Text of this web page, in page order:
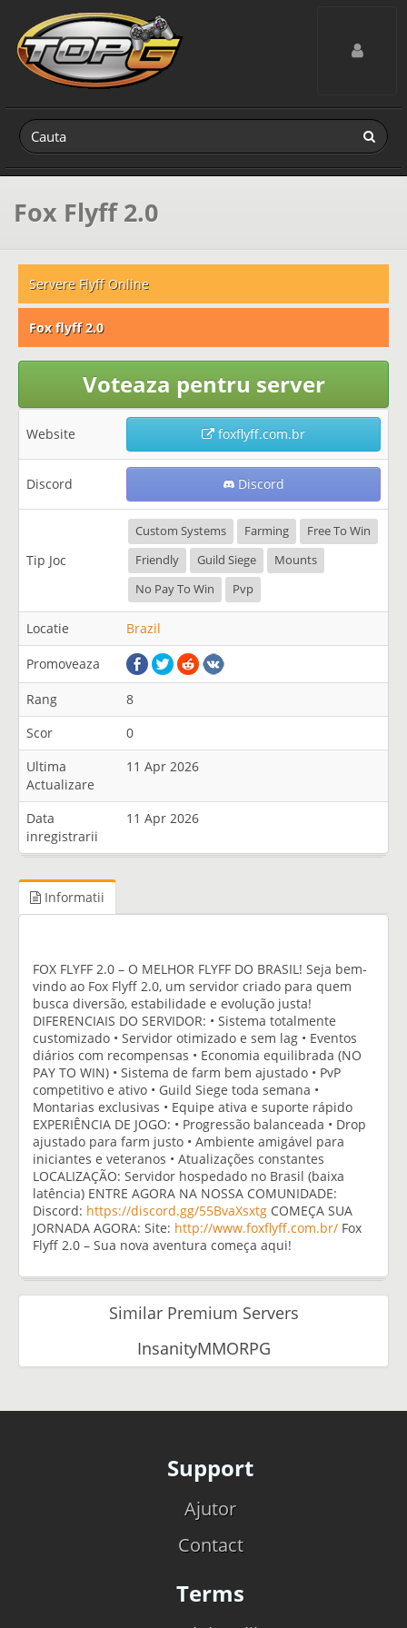
Toggle
Fox Flyff 2.0
Servere Flyff Online
Fox flyff 2.0
Voteaza pentru server
Website foxflyff.com.br
Discord Discord
Tip Joc
Custom Systems Farming
Free To Win
Friendly
Guild Siege
Mounts
No Pay To Win
Pvp
Locatie Brazil
Promoveaza
Rang
8
Scor
0
Ultima
Actualizare
11 Apr 2026
Data
inregistrarii
11 Apr 2026
Informatii
FOX FLYFF 2.0 – O MELHOR FLYFF DO BRASIL! Seja bem-
vindo ao Fox Flyff 2.0, um servidor criado para quem
busca diversão, estabilidade e evolução justa!
DIFERENCIAIS DO SERVIDOR: • Sistema totalmente
customizado • Servidor otimizado e sem lag • Eventos
diários com recompensas • Economia equilibrada (NO
PAY TO WIN) • Sistema de farm bem ajustado • PvP
competitivo e ativo • Guild Siege toda semana •
Montarias exclusivas • Equipe ativa e suporte rápido
EXPERIÊNCIA DE JOGO: • Progressão balanceada • Drop
ajustado para farm justo • Ambiente amigável para
iniciantes e veteranos • Atualizações constantes
LOCALIZAÇÃO: Servidor hospedado no Brasil (baixa
latência) ENTRE AGORA NA NOSSA COMUNIDADE:
Discord: https://discord.gg/55BvaXsxtg COMEÇA SUA
JORNADA AGORA: Site: http://www.foxflyff.com.br/ Fox
Flyff 2.0 – Sua nova aventura começa aqui!
Similar Premium Servers
InsanityMMORPG
Support
Ajutor
Contact
Terms